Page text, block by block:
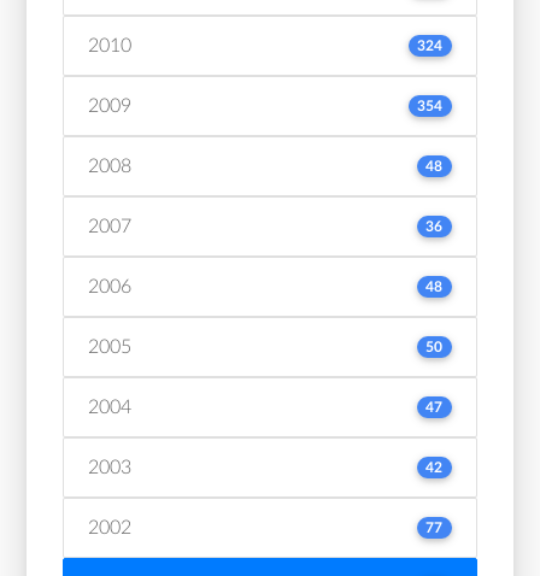
2010 324
2009 354
2008 48
2007 36
2006 48
2005 50
2004 47
2003 42
2002 77